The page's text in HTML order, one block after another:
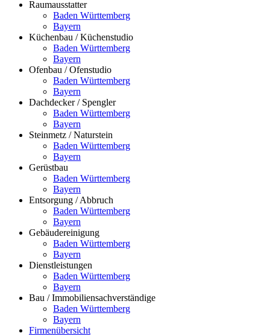
Raumausstatter
Baden Württemberg
Bayern
Küchenbau / Küchenstudio
Baden Württemberg
Bayern
Ofenbau / Ofenstudio
Baden Württemberg
Bayern
Dachdecker / Spengler
Baden Württemberg
Bayern
Steinmetz / Naturstein
Baden Württemberg
Bayern
Gerüstbau
Baden Württemberg
Bayern
Entsorgung / Abbruch
Baden Württemberg
Bayern
Gebäudereinigung
Baden Württemberg
Bayern
Dienstleistungen
Baden Württemberg
Bayern
Bau / Immobiliensachverständige
Baden Württemberg
Bayern
Firmenübersicht